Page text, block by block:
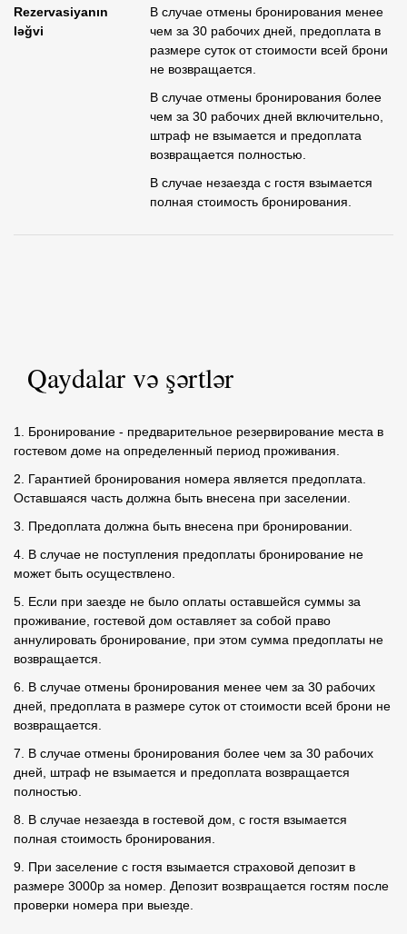
Rezervasiyanın
ləğvi
В случае отмены бронирования менее
чем за 30 рабочих дней, предоплата в
размере суток от стоимости всей брони
не возвращается.
В случае отмены бронирования более
чем за 30 рабочих дней включительно,
штраф не взымается и предоплата
возвращается полностью.
В случае незаезда с гостя взымается
полная стоимость бронирования.
Qaydalar və şərtlər
1. Бронирование - предварительное резервирование места в
гостевом доме на определенный период проживания.
2. Гарантией бронирования номера является предоплата.
Оставшаяся часть должна быть внесена при заселении.
3. Предоплата должна быть внесена при бронировании.
4. В случае не поступления предоплаты бронирование не
может быть осуществлено.
5. Если при заезде не было оплаты оставшейся суммы за
проживание, гостевой дом оставляет за собой право
аннулировать бронирование, при этом сумма предоплаты не
возвращается.
6. В случае отмены бронирования менее чем за 30 рабочих
дней, предоплата в размере суток от стоимости всей брони не
возвращается.
7. В случае отмены бронирования более чем за 30 рабочих
дней, штраф не взымается и предоплата возвращается
полностью.
8. В случае незаезда в гостевой дом, с гостя взымается
полная стоимость бронирования.
9. При заселение с гостя взымается страховой депозит в
размере 3000р за номер. Депозит возвращается гостям после
проверки номера при выезде.